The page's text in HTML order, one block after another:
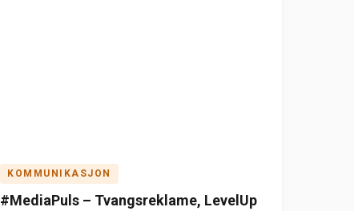
KOMMUNIKASJON
#MediaPuls – Tvangsreklame, LevelUp